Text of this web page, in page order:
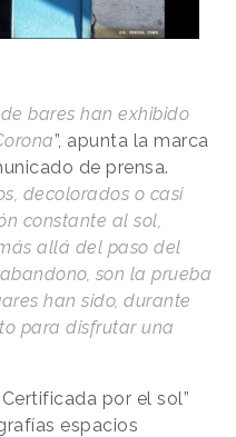
bares han exhibido
”, apunta la marca
de prensa.
decolorados o casi
constante al sol,
allá del paso del
son la prueba
han sido, durante
para disfrutar una
por el sol”
espacios